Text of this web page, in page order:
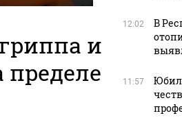
и
12:02
В
11:57